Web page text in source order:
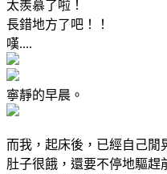
太羨慕了啦！
長錯地方了吧！！
嘆....
寧靜的早晨。
而我，起床後，已經自己閒
肚子很餓，還要不停地驅趕